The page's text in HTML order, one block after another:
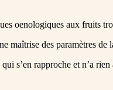
oenologiques aux fruits
maîtrise des paramètres
s’en rapproche et n’a